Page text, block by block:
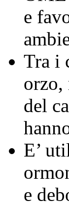
e
Tra i
orzo,
del
E’
e